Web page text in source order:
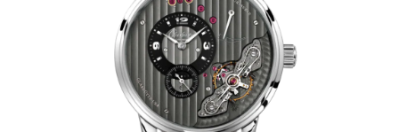
English Deutsch
メニュー閉じる